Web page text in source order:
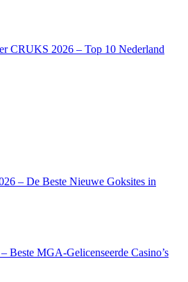
CRUKS 2026 – Top 10 Nederland
– De Beste Nieuwe Goksites in
Beste MGA-Gelicenseerde Casino’s